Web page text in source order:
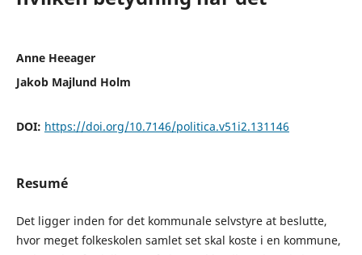
Anne Heeager
Jakob Majlund Holm
DOI: https://doi.org/10.7146/politica.v51i2.131146
Resumé
Det ligger inden for det kommunale selvstyre at beslutte,
hvor meget folkeskolen samlet set skal koste i en kommune,